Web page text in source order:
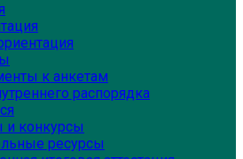
к анкетам
распорядка
конкурсы
ресурсы